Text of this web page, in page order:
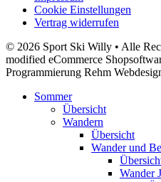
Cookie Einstellungen
Vertrag widerrufen
© 2026 Sport Ski Willy • Alle
modified eCommerce
Programmierung Rehm
Sommer
Übersicht
Wandern
Übersicht
Wander und
Wander